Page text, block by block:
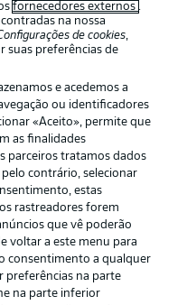
fornecedores externos .
na nossa
de cookies,
suas preferências de
e acedemos a
ou identificadores
«Aceito», permite que
as finalidades
parceiros tratamos dados
pelo contrário, selecionar
estas
rastreadores forem
que vê poderão
voltar a este menu para
consentimento a qualquer
preferências na parte
na parte inferior